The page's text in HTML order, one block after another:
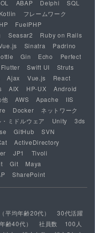
ABAP Delphi
SQL
Kotlin
フレームワーク
FuelPHP
Seasar2
Ruby on Rails
Sinatra
Padrino
Gin Echo
Perfect
Flutter Swift UI
Struts
Ajax Vue.js
React
AIX HP-UX
Android
他 AWS Apache
IIS
Docker
ネットワーク
ミドルウェア Unity
3ds
GitHub
SVN
ActiveDirectory
JP1
Tivoli
Git
Maya
SharePoint
平均年齢20代）
30代活躍
齢40代） 社員数
100人